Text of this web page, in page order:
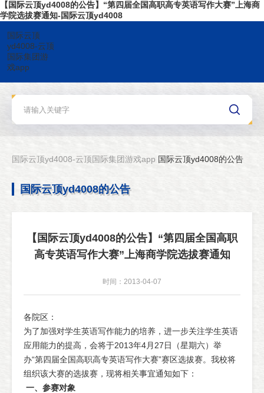
【国际云顶yd4008的公告】“第四届全国高职高专英语写作大赛”上海商
学院选拔赛通知-国际云顶yd4008
国际云顶
yd4008-云顶
国际集团游
戏app
国际云顶yd4008-云顶国际集团游戏app 国际云顶yd4008的公告
国际云顶yd4008的公告
【国际云顶yd4008的公告】“第四届全国高职
高专英语写作大赛”上海商学院选拔赛通知
时间：2013-04-07
各院区：
为了加强对学生英语写作能力的培养，进一步关注学生英语
应用能力的提高，会将于2013年4月27日（星期六）举
办“第四届全国高职高专英语写作大赛”赛区选拔赛。我校将
组织该大赛的选拔赛，现将相关事宜通知如下：
一、参赛对象